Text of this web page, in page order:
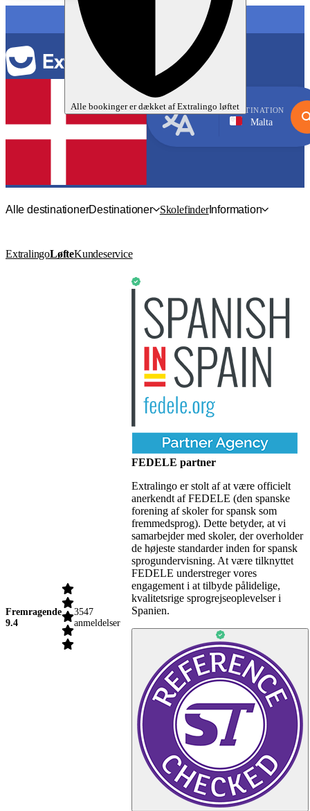
Alle bookinger er dækket afExtralingo løftet
SPROG
DESTINATION
Malta
Alle destinationerDestinationer SkolefinderInformation
ExtralingoLøfteKundeservice
Fremragende
9.4
3547
anmeldelser
FEDELE partner
Extralingo er stolt af at være officielt
anerkendt af FEDELE (den spanske
forening af skoler for spansk som
fremmedsprog). Dette betyder, at vi
samarbejder med skoler, der overholder
de højeste standarder inden for spansk
sprogundervisning. At være tilknyttet
FEDELE understreger vores
engagement i at tilbyde pålidelige,
kvalitetsrige sprogrejseoplevelser i
Spanien.